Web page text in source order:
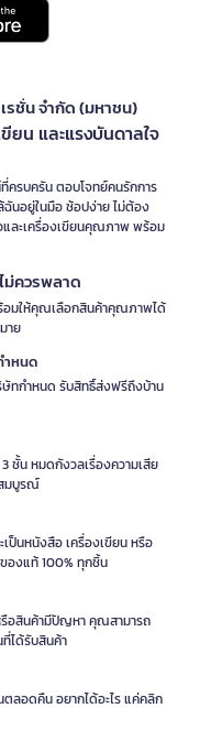
รชั่น จำกัด (มหาชน)
ยน และแรงบันดาลใจ
ครบครัน ตอบโจทย์คนรักการ
นอยู่ในมือ ช้อปง่าย ไม่ต้อง
และเครื่องเขียนคุณภาพ พร้อม
ม่ควรพลาด
อมให้คุณเลือกสินค้าคุณภาพได้
าย
ำหนด
ทกำหนด รับสิทธิ์ส่งฟรีถึงบ้าน
ชั้น หมดกังวลเรื่องความเสีย
มบูรณ์
ป็นหนังสือ เครื่องเขียน หรือ
องแท้ 100% ทุกชิ้น
รือสินค้ามีปัญหา คุณสามารถ
ได้รับสินค้า
ลอดคืน อยากได้อะไร แค่คลิก